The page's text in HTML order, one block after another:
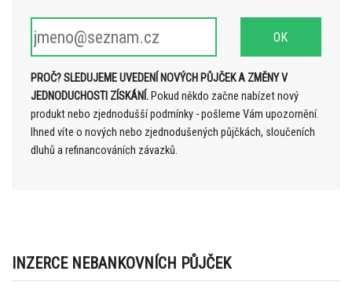
PROČ? SLEDUJEME UVEDENÍ NOVÝCH PŮJČEK A ZMĚNY V
JEDNODUCHOSTI ZÍSKÁNÍ. Pokud někdo začne nabízet nový
produkt nebo zjednodušší podmínky - pošleme Vám upozornění.
Ihned víte o nových nebo zjednodušených půjčkách, sloučeních
dluhů a refinancováních závazků.
INZERCE NEBANKOVNÍCH PŮJČEK